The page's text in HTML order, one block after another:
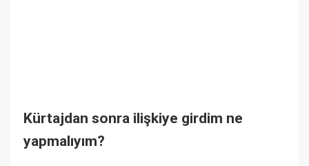
Kürtajdan sonra ilişkiye girdim ne
yapmalıyım?